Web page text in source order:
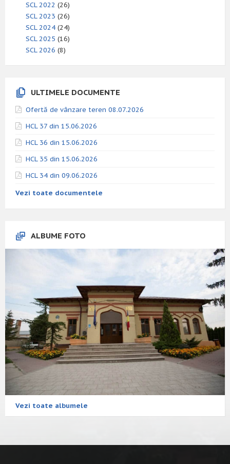
SCL 2022 (26)
SCL 2023 (26)
SCL 2024 (24)
SCL 2025 (16)
SCL 2026 (8)
ULTIMELE DOCUMENTE
Ofertă de vânzare teren 08.07.2026
HCL 37 din 15.06.2026
HCL 36 din 15.06.2026
HCL 35 din 15.06.2026
HCL 34 din 09.06.2026
Vezi toate documentele
ALBUME FOTO
Vezi toate albumele